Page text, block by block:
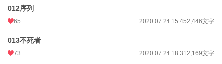
012序列
65 2020.07.24 15:452,446文字
013不死者
73 2020.07.24 18:312,169文字